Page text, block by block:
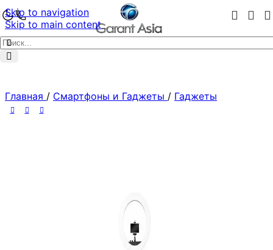
Skip to navigation
Skip to main content
Главная / Смартфоны и Гаджеты / Гаджеты